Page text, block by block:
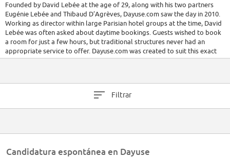
Founded by David Lebée at the age of 29, along with his two partners
Eugénie Lebée and Thibaud D’Agrèves, Dayuse.com saw the day in 2010.
Working as director within large Parisian hotel groups at the time, David
Lebée was often asked about daytime bookings. Guests wished to book
a room for just a few hours, but traditional structures never had an
appropriate service to offer. Dayuse.com was created to suit this exact
need.
Filtrar
Candidatura espontánea en Dayuse